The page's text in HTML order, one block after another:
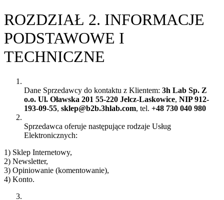
ROZDZIAŁ 2. INFORMACJE
PODSTAWOWE I
TECHNICZNE
Dane Sprzedawcy do kontaktu z Klientem: 3h Lab Sp. Z
o.o. Ul. Oławska 201 55-220 Jelcz-Laskowice, NIP 912-
193-09-55, sklep@b2b.3hlab.com, tel. +48 730 040 980
Sprzedawca oferuje następujące rodzaje Usług
Elektronicznych:
1) Sklep Internetowy,
2) Newsletter,
3) Opiniowanie (komentowanie),
4) Konto.